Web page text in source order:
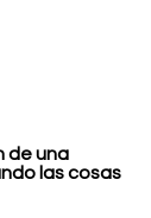
de una
las cosas